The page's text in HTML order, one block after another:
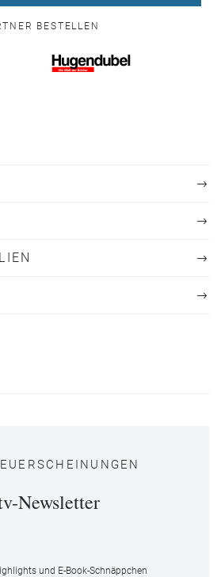
BESTELLEN
Newsletter
und E-Book-Schnäppchen